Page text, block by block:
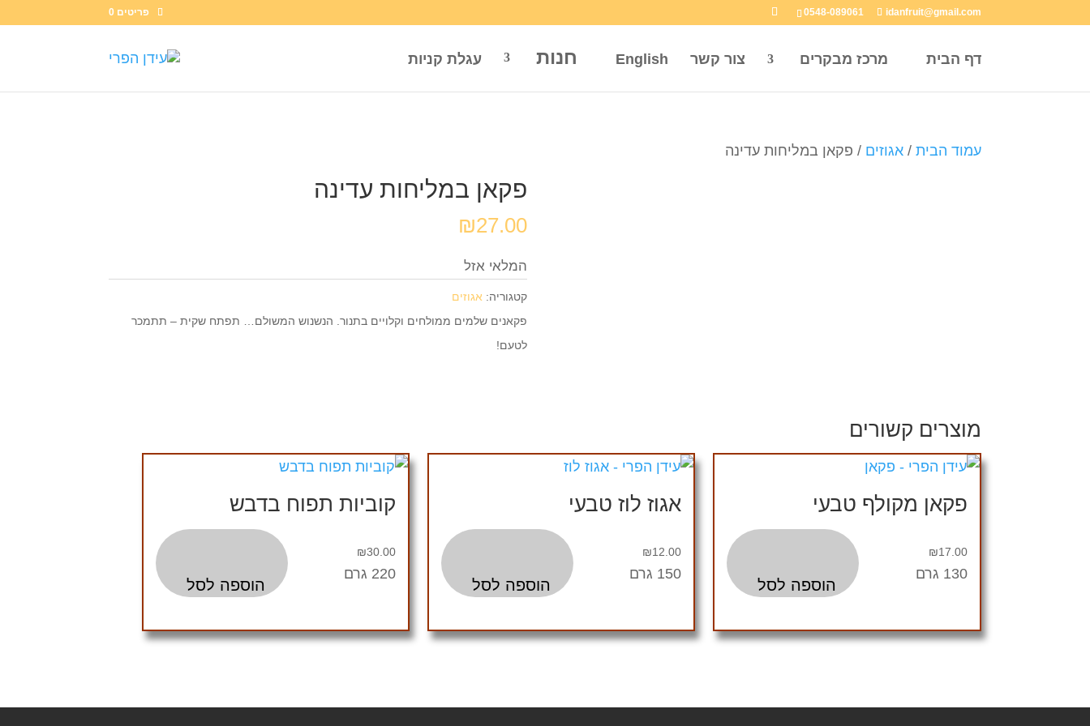
0548-089061 idanfruit@gmail.com פריטים 0
דף הבית מרכז מבקרים צור קשר English חנות עגלת קניות
עמוד הבית /אגוזים / פקאן במליחות עדינה
פקאן במליחות עדינה
₪27.00
המלאי אזל
קטגוריה: אגוזים
פקאנים שלמים ממולחים וקלויים בתנור. הנשנוש המשולם… תפתח שקית – תתמכר
לטעם!
מוצרים קשורים
פקאן מקולף טבעי
₪17.00
הוספה לסל
130 גרם
אגוז לוז טבעי
₪12.00
הוספה לסל
150 גרם
קוביות תפוח בדבש
₪30.00
הוספה לסל
220 גרם